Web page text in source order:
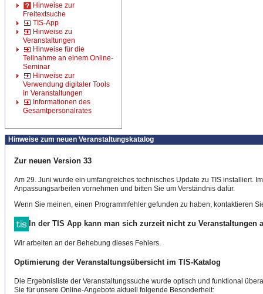
Hinweise zur
Freitextsuche
TIS-App
Hinweise zu
Veranstaltungen
Hinweise für die
Teilnahme an einem Online-
Seminar
Hinweise zur
Verwendung digitaler Tools
in Veranstaltungen
Informationen des
Gesamtpersonalrates
Hinweise zum neuen Veranstaltungskatalog
Zur neuen Version 33
Am 29. Juni wurde ein umfangreiches technisches Update zu TIS installiert.
Anpassungsarbeiten vornehmen und bitten Sie um Verständnis dafür.
Wenn Sie meinen, einen Programmfehler gefunden zu haben, kontaktieren
In der TIS App kann man sich zurzeit nicht zu Veranstaltungen
Wir arbeiten an der Behebung dieses Fehlers.
Optimierung der Veranstaltungsübersicht im TIS-Katalog
Die Ergebnisliste der Veranstaltungssuche wurde optisch und funktional
Sie für unsere Online-Angebote aktuell folgende Besonderheit: